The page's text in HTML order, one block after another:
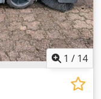
1 / 14